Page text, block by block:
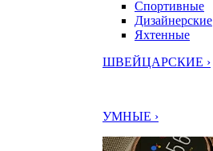
Спортивные
Дизайнерские
Яхтенные
ШВЕЙЦАРСКИЕ ›
УМНЫЕ ›